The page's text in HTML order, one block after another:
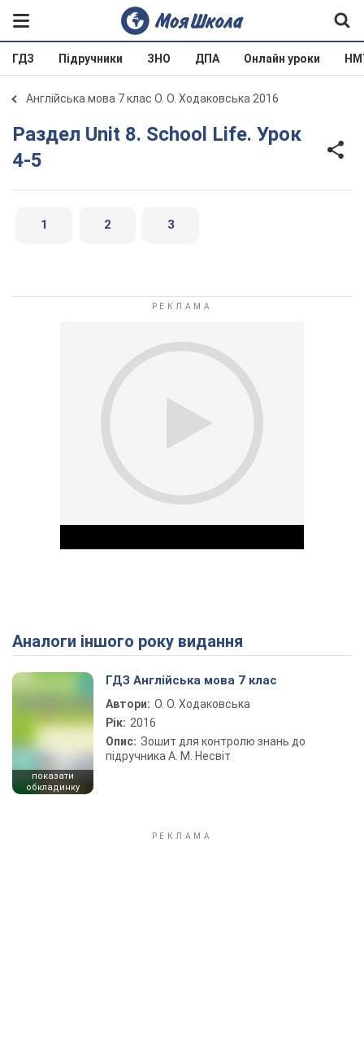
ГДЗ Підручники ЗНО ДПА Онлайн уроки
Англійська мова 7 клас О. О. Ходаковська 2016
Раздел Unit 8. School Life. Урок
4-5
1 2 3
Play Video
Аналоги іншого року видання
показати
обкладинку
ГДЗ Англійська мова 7 клас
Автори: О. О. Ходаковська
Рік: 2016
Опис: Зошит для контролю знань до
підручника А. М. Несвіт